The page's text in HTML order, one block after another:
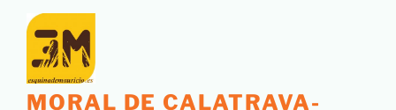
MORAL DE CALATRAVA-